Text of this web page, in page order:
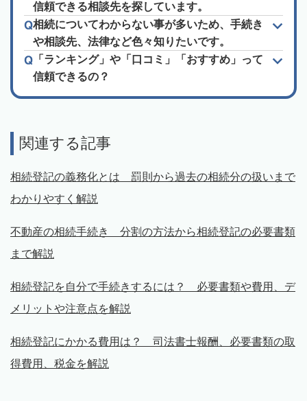
信頼できる相談先を探しています。
相続についてわからない事が多いため、手続き
や相談先、法律など色々知りたいです。
「ランキング」や「口コミ」「おすすめ」って
信頼できるの？
関連する記事
相続登記の義務化とは 罰則から過去の相続分の扱いまで
わかりやすく解説
不動産の相続手続き 分割の方法から相続登記の必要書類
まで解説
相続登記を自分で手続きするには？ 必要書類や費用、デ
メリットや注意点を解説
相続登記にかかる費用は？ 司法書士報酬、必要書類の取
得費用、税金を解説